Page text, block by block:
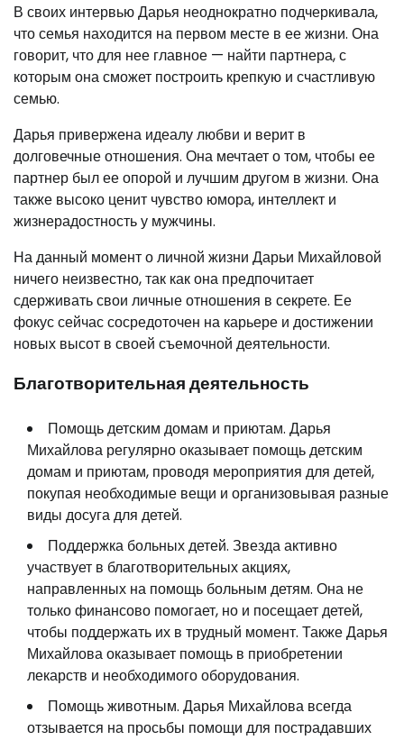
В своих интервью Дарья неоднократно подчеркивала,
что семья находится на первом месте в ее жизни. Она
говорит, что для нее главное — найти партнера, с
которым она сможет построить крепкую и счастливую
семью.
Дарья привержена идеалу любви и верит в
долговечные отношения. Она мечтает о том, чтобы ее
партнер был ее опорой и лучшим другом в жизни. Она
также высоко ценит чувство юмора, интеллект и
жизнерадостность у мужчины.
На данный момент о личной жизни Дарьи Михайловой
ничего неизвестно, так как она предпочитает
сдерживать свои личные отношения в секрете. Ее
фокус сейчас сосредоточен на карьере и достижении
новых высот в своей съемочной деятельности.
Благотворительная деятельность
Помощь детским домам и приютам. Дарья
Михайлова регулярно оказывает помощь детским
домам и приютам, проводя мероприятия для детей,
покупая необходимые вещи и организовывая разные
виды досуга для детей.
Поддержка больных детей. Звезда активно
участвует в благотворительных акциях,
направленных на помощь больным детям. Она не
только финансово помогает, но и посещает детей,
чтобы поддержать их в трудный момент. Также Дарья
Михайлова оказывает помощь в приобретении
лекарств и необходимого оборудования.
Помощь животным. Дарья Михайлова всегда
отзывается на просьбы помощи для пострадавших